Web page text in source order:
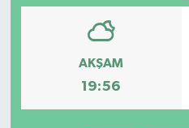
AKŞAM
19:56